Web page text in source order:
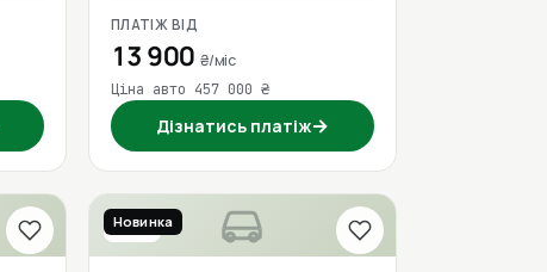
ПЛАТІЖ ВІД
13 900 ₴/міс
Ціна авто 457 000 ₴
Дізнатись платіж→
2018
Новинка